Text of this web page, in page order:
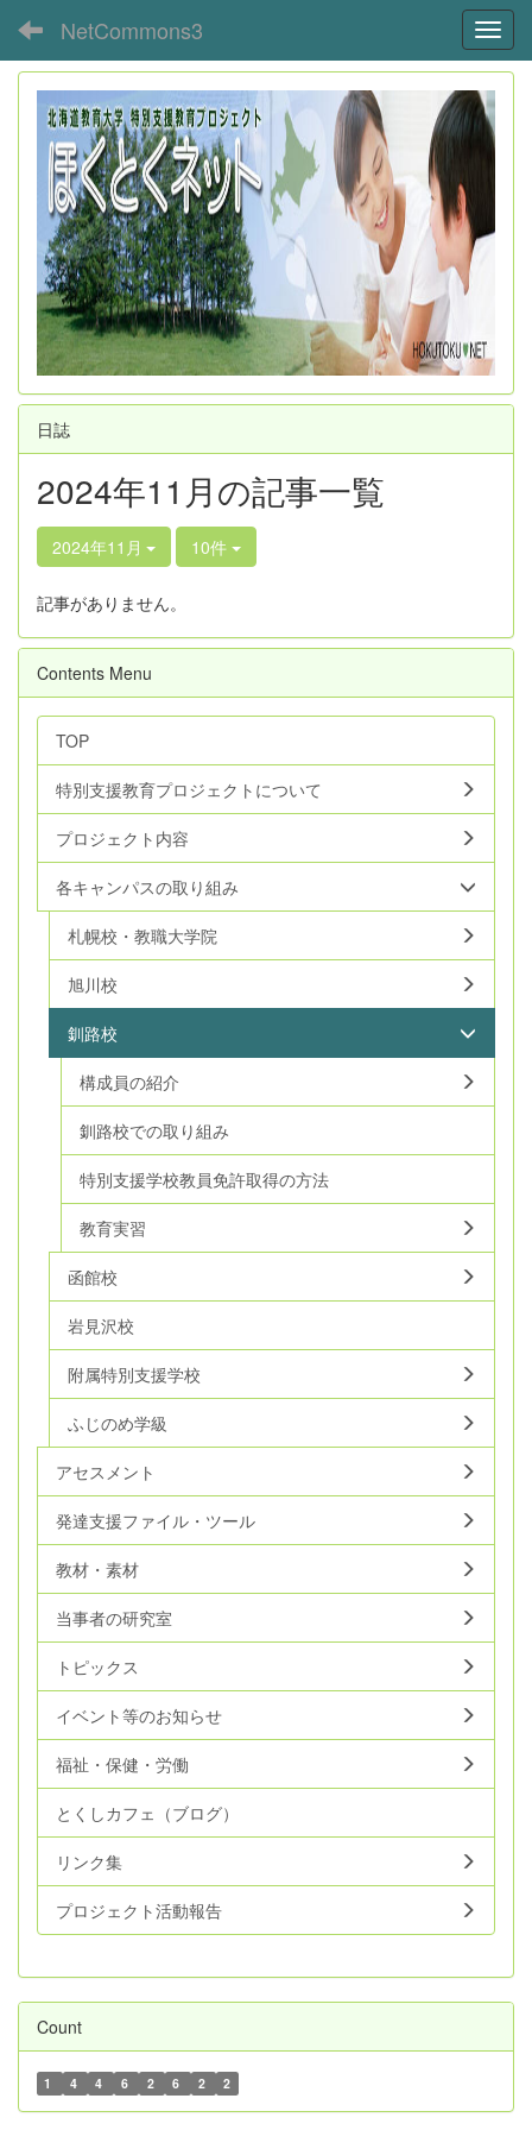
NetCommons3
日誌
2024年11月の記事一覧
2024年11月 10件
記事がありません。
Contents Menu
TOP
特別支援教育プロジェクトについて
プロジェクト内容
各キャンパスの取り組み
札幌校・教職大学院
旭川校
釧路校
構成員の紹介
釧路校での取り組み
特別支援学校教員免許取得の方法
教育実習
函館校
岩見沢校
附属特別支援学校
ふじのめ学級
アセスメント
発達支援ファイル・ツール
教材・素材
当事者の研究室
トピックス
イベント等のお知らせ
福祉・保健・労働
とくしカフェ（ブログ）
リンク集
プロジェクト活動報告
Count
1 4 4 6 2 6 2 2